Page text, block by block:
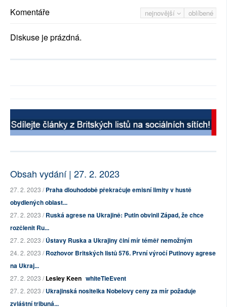
nejnovější oblíbené
Komentáře
Diskuse je prázdná.
Obsah vydání | 27. 2. 2023
27. 2. 2023 /Praha dlouhodobě překračuje emisní limity v hustě
obydlených oblast...
27. 2. 2023 /Ruská agrese na Ukrajině: Putin obvinil Západ, že chce
rozčlenit Ru...
27. 2. 2023 /Ústavy Ruska a Ukrajiny činí mír téměř nemožným
24. 2. 2023 /Rozhovor Britských listů 576. První výročí Putinovy agrese
na Ukraj...
27. 2. 2023 /Lesley Keen whiteTieEvent
27. 2. 2023 /Ukrajinská nositelka Nobelovy ceny za mír požaduje
zvláštní tribuná...